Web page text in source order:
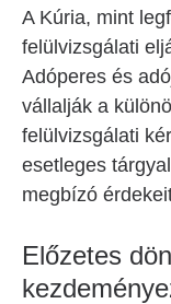
A Kúria, mint
felülvizsgálati
Adóperes és
vállalják a
felülvizsgálati
esetleges
megbízó
Előzetes